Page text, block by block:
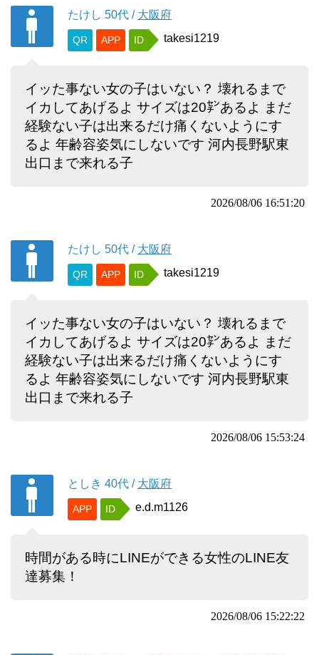
たけし 50代 / 大阪府
QR APP ID takesi1219
イッた事ない女の子はいない？ 壊れるまで
イカしてあげるよ サイズは20㌢あるよ まだ
経験ない子は出来るだけ痛くないようにす
るよ 年齢容姿気にしないです 河内長野駅東
出口まで来れる子
2026/08/06 16:51:20
たけし 50代 / 大阪府
QR APP ID takesi1219
イッた事ない女の子はいない？ 壊れるまで
イカしてあげるよ サイズは20㌢あるよ まだ
経験ない子は出来るだけ痛くないようにす
るよ 年齢容姿気にしないです 河内長野駅東
出口まで来れる子
2026/08/06 15:53:24
としき 40代 / 大阪府
APP ID e.d.m1126
時間がある時にLINEができる女性のLINE友
達募集！
2026/08/06 15:22:22